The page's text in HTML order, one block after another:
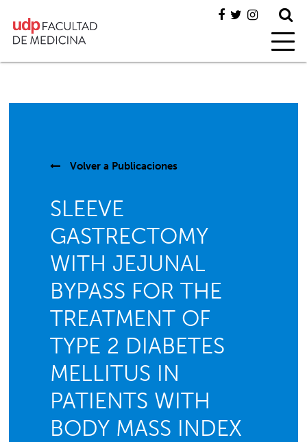
Volver a Publicaciones
SLEEVE
GASTRECTOMY
WITH JEJUNAL
BYPASS FOR THE
TREATMENT OF
TYPE 2 DIABETES
MELLITUS IN
PATIENTS WITH
BODY MASS INDEX